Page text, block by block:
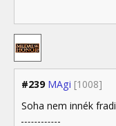
#239 MAgi [1008]
Soha nem innék